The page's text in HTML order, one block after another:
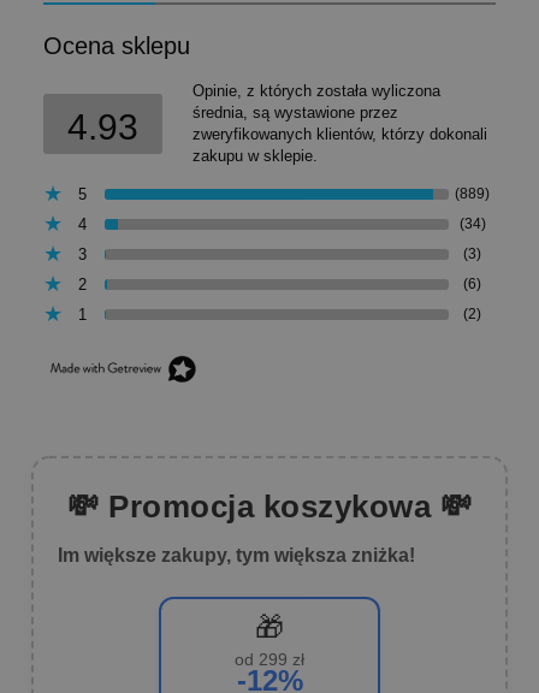
Ocena sklepu
4.93
Opinie, z których została wyliczona
średnia, są wystawione przez
zweryfikowanych klientów, którzy dokonali
zakupu w sklepie.
5 (889)
4 (34)
3 (3)
2 (6)
1 (2)
💸 Promocja koszykowa 💸
Im większe zakupy, tym większa zniżka!
🎁
od 299 zł
-12%